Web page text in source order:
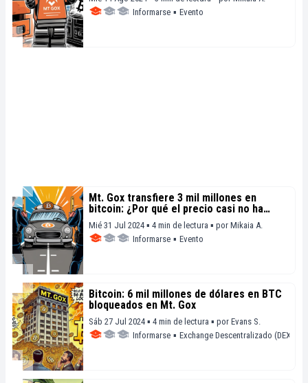
Informarse ▪ Evento
Mt. Gox transfiere 3 mil millones en
bitcoin: ¿Por qué el precio casi no ha
cambiado?
Mié 31 Jul 2024 ▪ 4 min de lectura ▪ por Mikaia A.
Informarse ▪ Evento
Bitcoin: 6 mil millones de dólares en BTC
bloqueados en Mt. Gox
Sáb 27 Jul 2024 ▪ 4 min de lectura ▪ por Evans S.
Informarse ▪ Exchange Descentralizado (DEX)